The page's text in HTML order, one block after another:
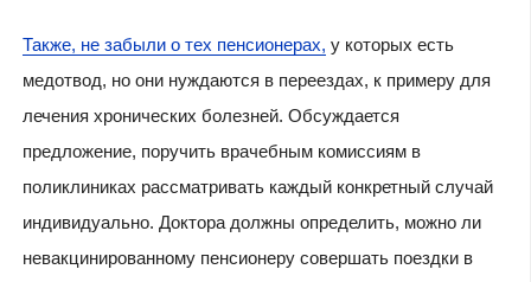
Также, не забыли о тех пенсионерах, у которых есть
медотвод, но они нуждаются в переездах, к примеру для
лечения хронических болезней. Обсуждается
предложение, поручить врачебным комиссиям в
поликлиниках рассматривать каждый конкретный случай
индивидуально. Доктора должны определить, можно ли
невакцинированному пенсионеру совершать поездки в